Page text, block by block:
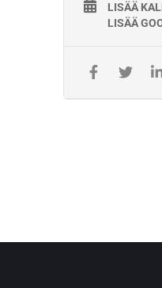
LISÄÄ
LISÄÄ